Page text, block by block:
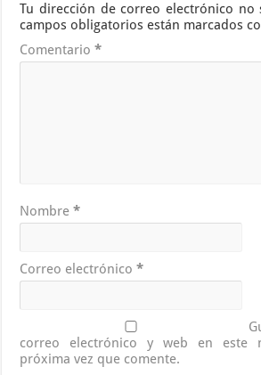
Tu dirección de correo electrónico no
campos obligatorios están marcados
Comentario*
Nombre*
Correo electrónico*
correo electrónico y web en este
próxima vez que comente.